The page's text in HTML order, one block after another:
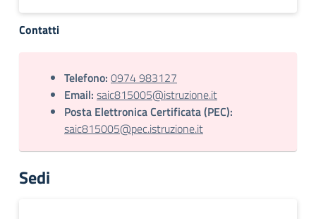
Contatti
Telefono: 0974 983127
Email: saic815005@istruzione.it
Posta Elettronica Certificata (PEC):
saic815005@pec.istruzione.it
Sedi